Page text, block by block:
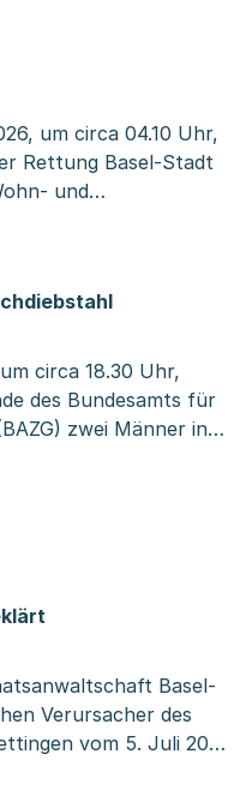
um circa 04.10 Uhr,
Rettung Basel-Stadt
und
Offenburgerstrasse
Basel-Stadt
circa 18.30 Uhr,
des Bundesamts für
zwei Männer in
der
Basel-
Basel-
Verursacher des
vom 5. Juli 2026
nach jetzigem